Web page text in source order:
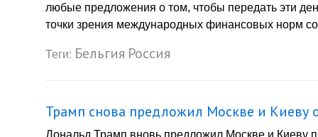
любые предложения о том, чтобы передать эти
точки зрения международных финансовых норм
Теги: Бельгия Россия
Трамп снова предложил Москве и Киеву
Дональд Трамп вновь предложил Москве и Киеву